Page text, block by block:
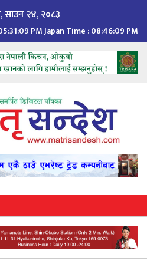
साउन २४, २०८३
05:31:10 PMJapan Time :08:46:10 PM